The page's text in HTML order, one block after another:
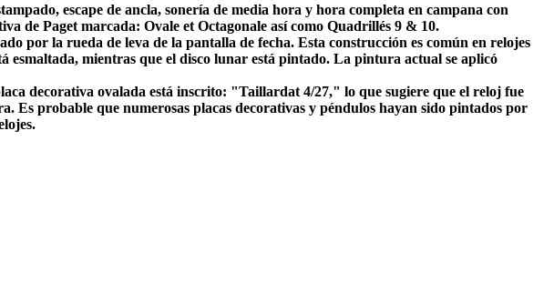
escape de ancla, sonería de media hora y hora completa en campana con
de Paget marcada: Ovale et Octagonale así como Quadrillés 9 & 10.
por la rueda de leva de la pantalla de fecha. Esta construcción es común en relojes
esmaltada, mientras que el disco lunar está pintado. La pintura actual se aplicó
decorativa ovalada está inscrito: "Taillardat 4/27," lo que sugiere que el reloj fue
Es probable que numerosas placas decorativas y péndulos hayan sido pintados por